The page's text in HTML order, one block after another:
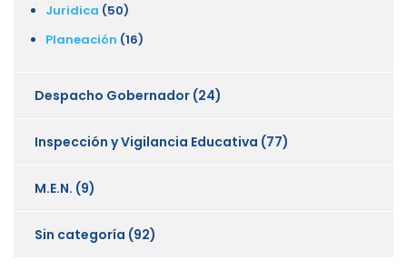
Juridica (50)
Planeación (16)
Despacho Gobernador (24)
Inspección y Vigilancia Educativa (77)
M.E.N. (9)
Sin categoría (92)